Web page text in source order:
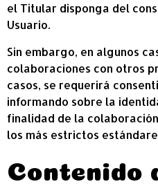
el Titular disponga del
Usuario.
Sin embargo, en algunos
colaboraciones con otros
casos, se requerirá
informando sobre la
finalidad de la
los más estrictos
Contenido